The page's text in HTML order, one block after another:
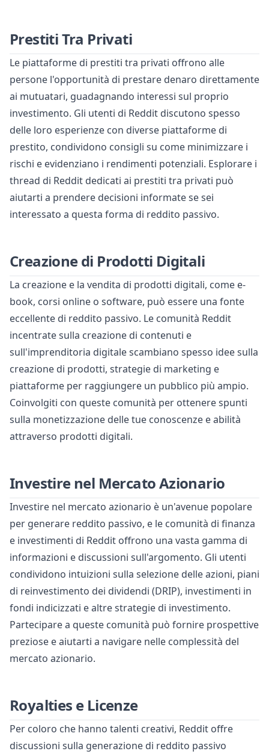
Prestiti Tra Privati
Le piattaforme di prestiti tra privati offrono alle
persone l'opportunità di prestare denaro direttamente
ai mutuatari, guadagnando interessi sul proprio
investimento. Gli utenti di Reddit discutono spesso
delle loro esperienze con diverse piattaforme di
prestito, condividono consigli su come minimizzare i
rischi e evidenziano i rendimenti potenziali. Esplorare i
thread di Reddit dedicati ai prestiti tra privati può
aiutarti a prendere decisioni informate se sei
interessato a questa forma di reddito passivo.
Creazione di Prodotti Digitali
La creazione e la vendita di prodotti digitali, come e-
book, corsi online o software, può essere una fonte
eccellente di reddito passivo. Le comunità Reddit
incentrate sulla creazione di contenuti e
sull'imprenditoria digitale scambiano spesso idee sulla
creazione di prodotti, strategie di marketing e
piattaforme per raggiungere un pubblico più ampio.
Coinvolgiti con queste comunità per ottenere spunti
sulla monetizzazione delle tue conoscenze e abilità
attraverso prodotti digitali.
Investire nel Mercato Azionario
Investire nel mercato azionario è un'avenue popolare
per generare reddito passivo, e le comunità di finanza
e investimenti di Reddit offrono una vasta gamma di
informazioni e discussioni sull'argomento. Gli utenti
condividono intuizioni sulla selezione delle azioni, piani
di reinvestimento dei dividendi (DRIP), investimenti in
fondi indicizzati e altre strategie di investimento.
Partecipare a queste comunità può fornire prospettive
preziose e aiutarti a navigare nelle complessità del
mercato azionario.
Royalties e Licenze
Per coloro che hanno talenti creativi, Reddit offre
discussioni sulla generazione di reddito passivo